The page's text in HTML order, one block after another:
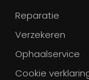
Reparatie
Verzekeren
Ophaalservice
Cookie